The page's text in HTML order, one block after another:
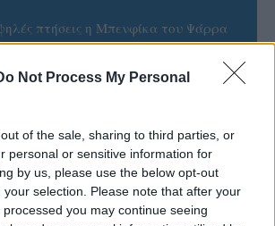
Not Process My Personal
of the sale, sharing to third parties, or
personal or sensitive information for
by us, please use the below opt-out
selection. Please note that after your
you may continue seeing
πτήσεις η Μπενφίκα του Ψάρρα
Ολλανδό» Βίλτενμπουργκ
συνεργασία ΠΑΣΑΠΠ και